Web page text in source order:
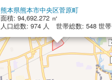
熊本県熊本市中央区菅原町
面積: 94,692.272 ㎡
人口総数: 974 人 世帯総数: 548 世帯